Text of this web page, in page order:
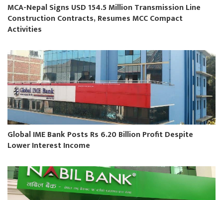
MCA-Nepal Signs USD 154.5 Million Transmission Line
Construction Contracts, Resumes MCC Compact
Activities
Global IME Bank Posts Rs 6.20 Billion Profit Despite
Lower Interest Income